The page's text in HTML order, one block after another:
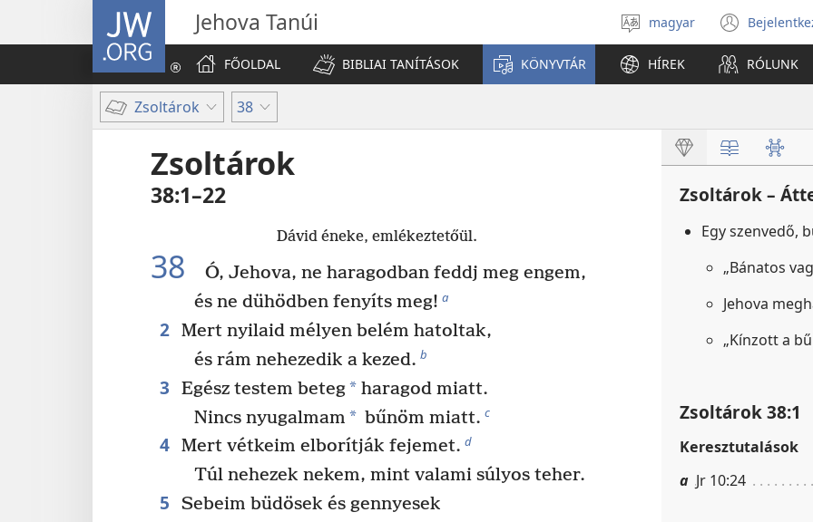
JW.ORG Jehova Tanúi
Válassz
nyelvet
magyar
new
FŐOLDAL BIBLIAI TANÍTÁSOK KÖNYVTÁR HÍREK RÓLUNK
Zsoltárok 38
Zsoltárok
38:1–22
Dávid éneke, emlékeztetőül.
38
Ó, Jehova, ne haragodban feddj meg engem,
és ne dühödben fenyíts meg! a
2 Mert nyilaid mélyen belém hatoltak,
és rám nehezedik a kezed. b
3 Egész testem beteg*haragod miatt.
Nincs nyugalmam * bűnöm miatt. c
4 Mert vétkeim elborítják fejemet. d
Túl nehezek nekem, mint valami súlyos teher.
5
Sebeim büdösek és gennyesek
Zsoltárok –
Egy szenvedő,
„Bánatos
Jehova
„Kínzott a
Zsoltárok 38:1
Keresztutalások
a Jr 10:24